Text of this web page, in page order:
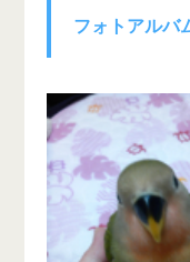
フォトアルバ